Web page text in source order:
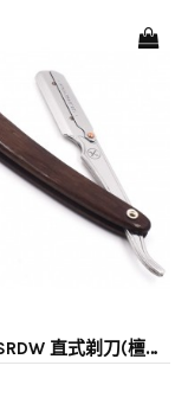
Parker SRDW 直式剃刀(檀木柄)